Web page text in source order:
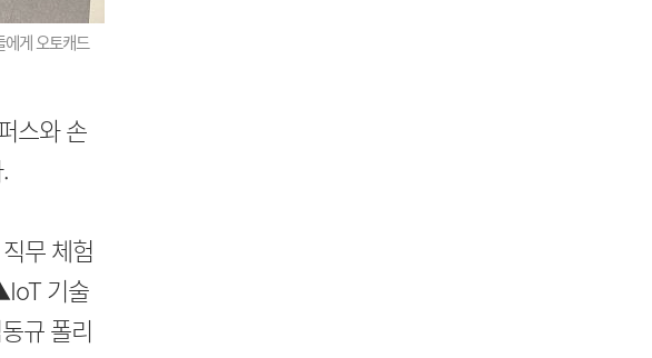
게 오토캐드
스와 손
무 체험
기술
규 폴리